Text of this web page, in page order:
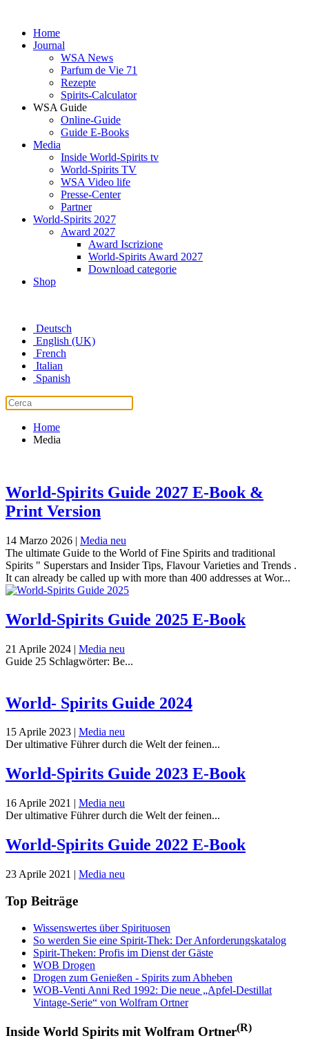
Home
Journal
WSA News
Parfum de Vie 71
Rezepte
Spirits-Calculator
WSA Guide
Online-Guide
Guide E-Books
Media
Inside World-Spirits tv
World-Spirits TV
WSA Video life
Presse-Center
Partner
World-Spirits 2027
Award 2027
Award Iscrizione
World-Spirits Award 2027
Download categorie
Shop
Deutsch
English (UK)
French
Italian
Spanish
Home
Media
World-Spirits Guide 2027 E-Book &
Print Version
14 Marzo 2026 | Media neu
The ultimate Guide to the World of Fine Spirits and traditional
Spirits " Superstars and Insider Tips, Flavour Varieties and Trends .
It can already be called up with more than 400 addresses at Wor...
World-Spirits Guide 2025 E-Book
21 Aprile 2024 | Media neu
Guide 25 Schlagwörter: Be...
World- Spirits Guide 2024
15 Aprile 2023 | Media neu
Der ultimative Führer durch die Welt der feinen...
World-Spirits Guide 2023 E-Book
16 Aprile 2021 | Media neu
Der ultimative Führer durch die Welt der feinen...
World-Spirits Guide 2022 E-Book
23 Aprile 2021 | Media neu
Top Beiträge
Wissenswertes über Spirituosen
So werden Sie eine Spirit-Thek: Der Anforderungskatalog
Spirit-Theken: Profis im Dienst der Gäste
WOB Drogen
Drogen zum Genießen - Spirits zum Abheben
WOB-Venti Anni Red 1992: Die neue „Apfel-Destillat
Vintage-Serie“ von Wolfram Ortner
Inside World Spirits mit Wolfram Ortner(R)